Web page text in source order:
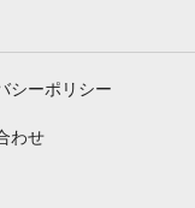
シーポリシー
わせ